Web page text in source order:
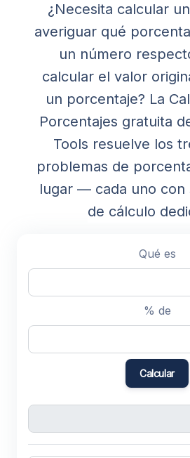
¿Necesita calcular
averiguar qué
un número
calcular el valor
un porcentaje? La
Porcentajes gratuita
Tools resuelve los
problemas de
lugar — cada uno con
de cálculo
Qué es
% de
Calcular